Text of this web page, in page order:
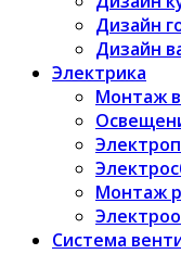
Дизайн
Дизайн
Электрика
Монтаж
Монтаж
Система